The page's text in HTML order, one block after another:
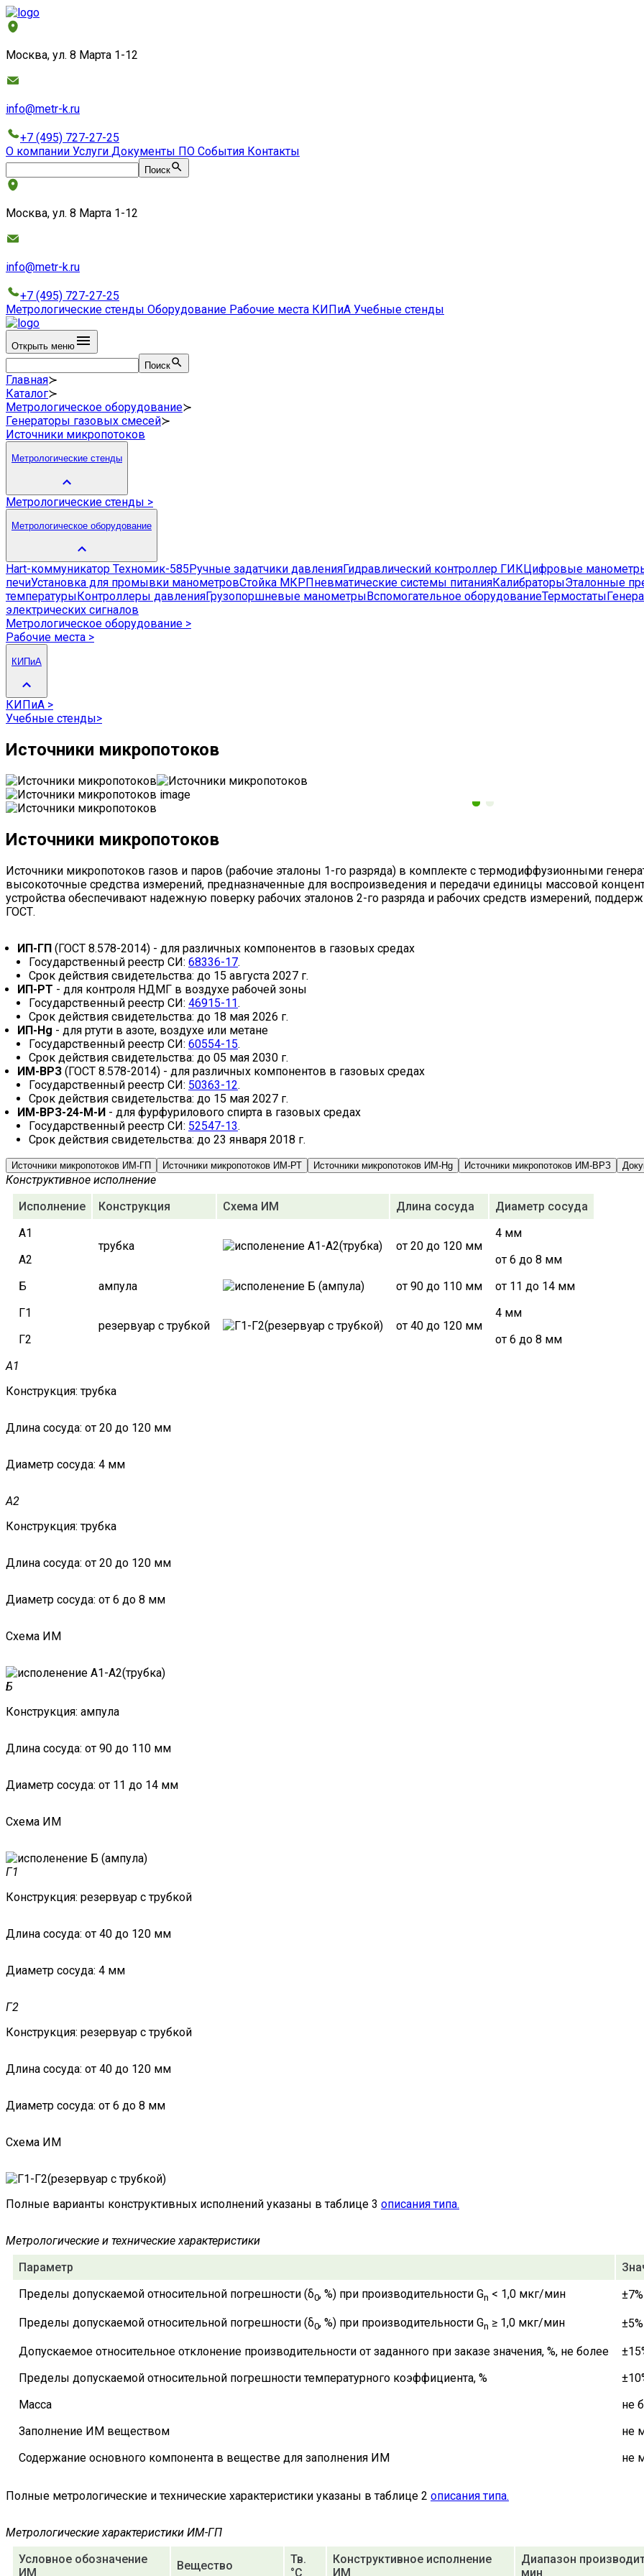
Москва, ул. 8 Марта 1-12
info@metr-k.ru
+7 (495) 727-27-25
О компании Услуги Документы ПО События Контакты
Поиск
Москва, ул. 8 Марта 1-12
info@metr-k.ru
+7 (495) 727-27-25
Метрологические стенды Оборудование Рабочие места КИПиА Учебные стенды
Открыть меню
Поиск
Главная≻
Каталог≻
Метрологическое оборудование≻
Генераторы газовых смесей≻
Источники микропотоков
Метрологические стенды
Метрологические стенды >
Метрологическое оборудование
Hart-коммуникатор Техномик-585 Ручные задатчики давленияГидравлический контроллер ГИКЦифровые
печиУстановка для промывки манометровСтойка МКР Пневматические системы питанияКалибраторыЭталонные
температуры Контроллеры давленияГрузопоршневые манометры Вспомогательное оборудованиеТермостаты
электрических сигналов
Метрологическое оборудование >
Рабочие места >
КИПиА
КИПиА >
Учебные стенды>
Источники микропотоков
Источники микропотоков
Источники микропотоков газов и паров (рабочие эталоны 1-го разряда) в комплекте с термодиффузионными
высокоточные средства измерений, предназначенные для воспроизведения и передачи единицы массовой
устройства обеспечивают надежную поверку рабочих эталонов 2-го разряда и рабочих средств измерений,
ГОСТ.
ИП-ГП (ГОСТ 8.578-2014) - для различных компонентов в газовых средах
Государственный реестр СИ: 68336-17.
Срок действия свидетельства: до 15 августа 2027 г.
ИП-РТ - для контроля НДМГ в воздухе рабочей зоны
Государственный реестр СИ: 46915-11.
Срок действия свидетельства: до 18 мая 2026 г.
ИП-Hg - для ртути в азоте, воздухе или метане
Государственный реестр СИ: 60554-15.
Срок действия свидетельства: до 05 мая 2030 г.
ИМ-ВРЗ (ГОСТ 8.578-2014) - для различных компонентов в газовых средах
Государственный реестр СИ: 50363-12.
Срок действия свидетельства: до 15 мая 2027 г.
ИМ-ВРЗ-24-М-И - для фурфурилового спирта в газовых средах
Государственный реестр СИ: 52547-13.
Срок действия свидетельства: до 23 января 2018 г.
Источники микропотоков ИМ-ГП Источники микропотоков ИМ-РТ Источники микропотоков ИМ-Hg Источники микропотоков ИМ-ВРЗ
Конструктивное исполнение
Исполнение
Конструкция Схема ИМ Длина сосуда
Диаметр сосуда
A1
трубка
от 20 до 120 мм
4 мм
А2
от 6 до 8 мм
Б
ампула от 90 до 110 мм
от 11 до 14 мм
Г1
резервуар с трубкой
от 40 до 120 мм
4 мм
Г2
от 6 до 8 мм
А1
Конструкция: трубка
Длина сосуда: от 20 до 120 мм
Диаметр сосуда: 4 мм
А2
Конструкция: трубка
Длина сосуда: от 20 до 120 мм
Диаметр сосуда: от 6 до 8 мм
Схема ИМ
Б
Конструкция: ампула
Длина сосуда: от 90 до 110 мм
Диаметр сосуда: от 11 до 14 мм
Схема ИМ
Г1
Конструкция: резервуар с трубкой
Длина сосуда: от 40 до 120 мм
Диаметр сосуда: 4 мм
Г2
Конструкция: резервуар с трубкой
Длина сосуда: от 40 до 120 мм
Диаметр сосуда: от 6 до 8 мм
Схема ИМ
Полные варианты конструктивных исполнений указаны в таблице 3 описания типа.
Метрологические и технические характеристики
Параметр
Пределы допускаемой относительной погрешности (δ0, %) при производительности Gn < 1,0 мкг/мин ±7%
Пределы допускаемой относительной погрешности (δ0, %) при производительности Gn ≥ 1,0 мкг/мин ±5%
Допускаемое относительное отклонение производительности от заданного при заказе значения, %, не более
Пределы допускаемой относительной погрешности температурного коэффициента, %
Масса
не
Заполнение ИМ веществом
не
Содержание основного компонента в веществе для заполнения ИМ
не
Полные метрологические и технические характеристики указаны в таблице 2 описания типа.
Метрологические характеристики ИМ-ГП
Условное обозначение
ИМ
Вещество
Тв.
°С
Конструктивное исполнение
ИМ
Диапазон
мин